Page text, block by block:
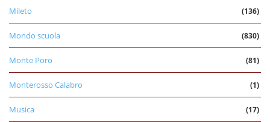
Mileto (136)
Mondo scuola (830)
Monte Poro (81)
Monterosso Calabro (1)
Musica (17)